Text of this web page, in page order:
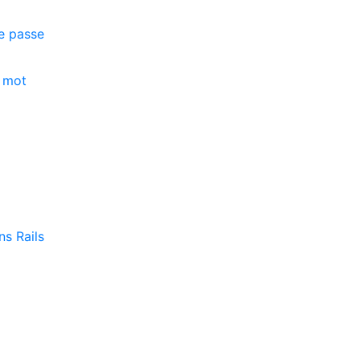
passe
Rails